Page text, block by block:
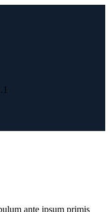
ante ipsum primis